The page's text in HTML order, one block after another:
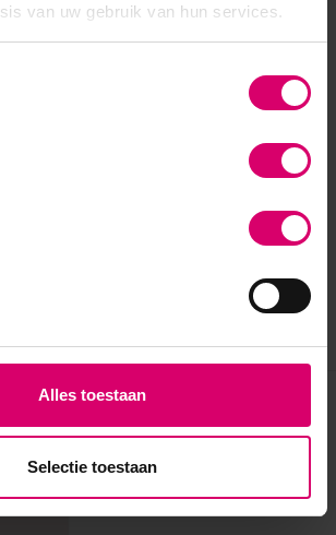
van uw gebruik van hun services.
Alles toestaan
Selectie toestaan